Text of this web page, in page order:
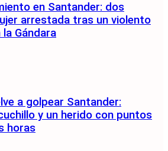
en Santander: dos
arrestada tras un violento
Gándara
a golpear Santander:
y un herido con puntos
horas